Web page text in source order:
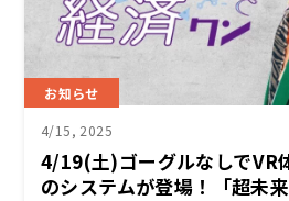
お知らせ
4/15, 2025
4/19(土)ゴーグルなしでVR
のシステムが登場！「超未